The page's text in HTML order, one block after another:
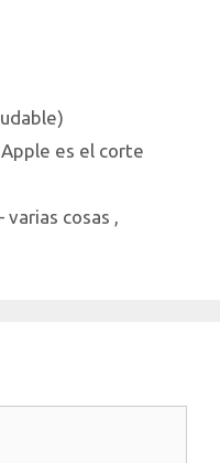
es el corte
cosas ,